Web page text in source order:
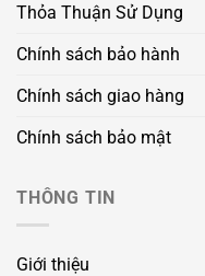
Thỏa Thuận Sử Dụng
Chính sách bảo hành
Chính sách giao hàng
Chính sách bảo mật
THÔNG TIN
Giới thiệu